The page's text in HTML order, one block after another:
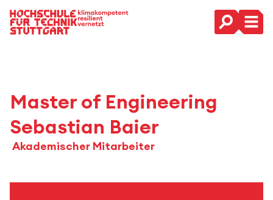
Hauptnavigation
Master of Engineering
Sebastian Baier
Akademischer Mitarbeiter